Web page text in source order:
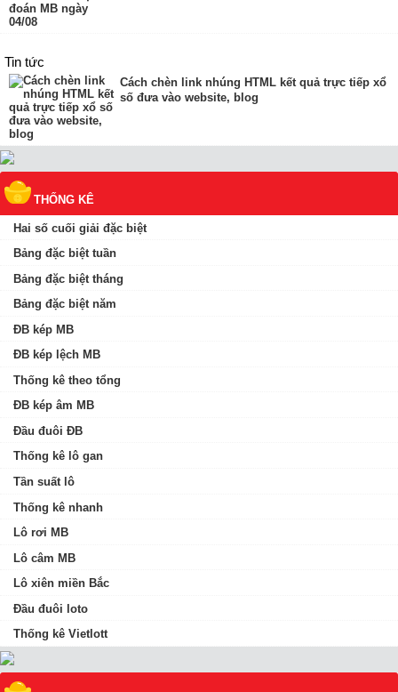
Tin tức
Cách chèn link nhúng HTML kết quả trực tiếp xổ
số đưa vào website, blog
THỐNG KÊ
Hai số cuối giải đặc biệt
Bảng đặc biệt tuần
Bảng đặc biệt tháng
Bảng đặc biệt năm
ĐB kép MB
ĐB kép lệch MB
Thống kê theo tổng
ĐB kép âm MB
Đầu đuôi ĐB
Thống kê lô gan
Tần suất lô
Thống kê nhanh
Lô rơi MB
Lô câm MB
Lô xiên miền Bắc
Đầu đuôi loto
Thống kê Vietlott